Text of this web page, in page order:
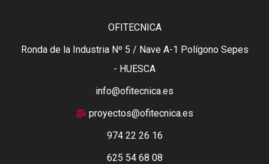
OFITECNICA
Ronda de la Industria Nº 5 / Nave A-1 Polígono Sepes
- HUESCA
info@ofitecnica.es
proyectos@ofitecnica.es
974 22 26 16
625 54 68 08